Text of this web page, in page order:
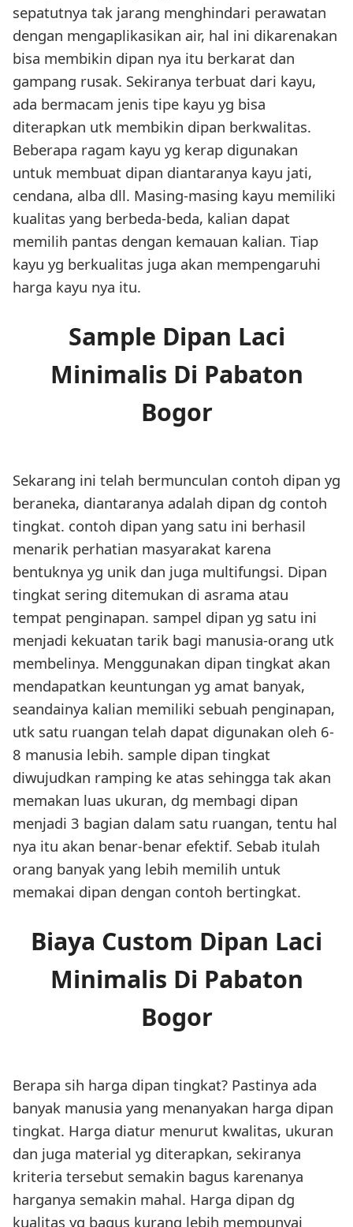
sepatutnya tak jarang menghindari perawatan
dengan mengaplikasikan air, hal ini dikarenakan
bisa membikin dipan nya itu berkarat dan
gampang rusak. Sekiranya terbuat dari kayu,
ada bermacam jenis tipe kayu yg bisa
diterapkan utk membikin dipan berkwalitas.
Beberapa ragam kayu yg kerap digunakan
untuk membuat dipan diantaranya kayu jati,
cendana, alba dll. Masing-masing kayu memiliki
kualitas yang berbeda-beda, kalian dapat
memilih pantas dengan kemauan kalian. Tiap
kayu yg berkualitas juga akan mempengaruhi
harga kayu nya itu.
Sample Dipan Laci
Minimalis Di Pabaton
Bogor
Sekarang ini telah bermunculan contoh dipan yg
beraneka, diantaranya adalah dipan dg contoh
tingkat. contoh dipan yang satu ini berhasil
menarik perhatian masyarakat karena
bentuknya yg unik dan juga multifungsi. Dipan
tingkat sering ditemukan di asrama atau
tempat penginapan. sampel dipan yg satu ini
menjadi kekuatan tarik bagi manusia-orang utk
membelinya. Menggunakan dipan tingkat akan
mendapatkan keuntungan yg amat banyak,
seandainya kalian memiliki sebuah penginapan,
utk satu ruangan telah dapat digunakan oleh 6-
8 manusia lebih. sample dipan tingkat
diwujudkan ramping ke atas sehingga tak akan
memakan luas ukuran, dg membagi dipan
menjadi 3 bagian dalam satu ruangan, tentu hal
nya itu akan benar-benar efektif. Sebab itulah
orang banyak yang lebih memilih untuk
memakai dipan dengan contoh bertingkat.
Biaya Custom Dipan Laci
Minimalis Di Pabaton
Bogor
Berapa sih harga dipan tingkat? Pastinya ada
banyak manusia yang menanyakan harga dipan
tingkat. Harga diatur menurut kwalitas, ukuran
dan juga material yg diterapkan, sekiranya
kriteria tersebut semakin bagus karenanya
harganya semakin mahal. Harga dipan dg
kualitas yg bagus kurang lebih mempunyai